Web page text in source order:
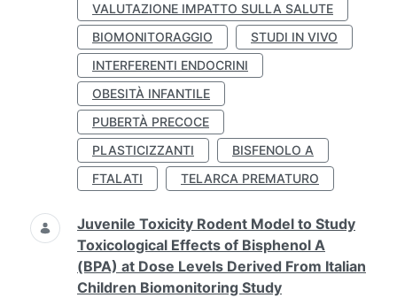
VALUTAZIONE IMPATTO SULLA SALUTE
BIOMONITORAGGIO
STUDI IN VIVO
INTERFERENTI ENDOCRINI
OBESITÀ INFANTILE
PUBERTÀ PRECOCE
PLASTICIZZANTI
BISFENOLO A
FTALATI
TELARCA PREMATURO
Juvenile Toxicity Rodent Model to Study
Toxicological Effects of Bisphenol A
(BPA) at Dose Levels Derived From Italian
Children Biomonitoring Study